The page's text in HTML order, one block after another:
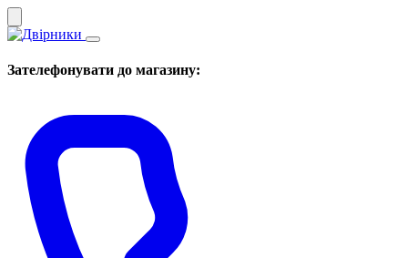
Зателефонувати до магазину: